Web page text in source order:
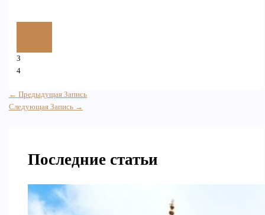
3
4
← Предыдущая Запись
Следующая Запись →
Последние статьи